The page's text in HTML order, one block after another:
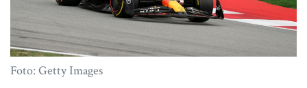
Foto: Getty Images